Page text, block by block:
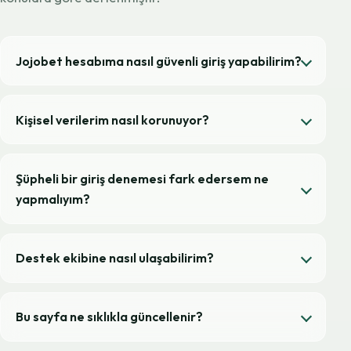
Jojobet hesabıma nasıl güvenli giriş yapabilirim?
Kişisel verilerim nasıl korunuyor?
Şüpheli bir giriş denemesi fark edersem ne
yapmalıyım?
Destek ekibine nasıl ulaşabilirim?
Bu sayfa ne sıklıkla güncellenir?